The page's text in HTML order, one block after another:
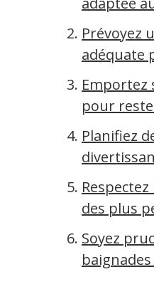
Prévoyez
adéquate
Emportez
pour
Planifiez
des plus
Soyez